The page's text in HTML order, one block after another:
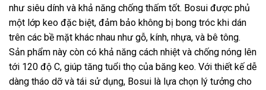
như siêu dính và khả năng chống thấm tốt. Bosui được phủ
một lớp keo đặc biệt, đảm bảo không bị bong tróc khi dán
trên các bề mặt khác nhau như gỗ, kính, nhựa, và bê tông.
Sản phẩm này còn có khả năng cách nhiệt và chống nóng lên
tới 120 độ C, giúp tăng tuổi thọ của băng keo. Với thiết kế dễ
dàng tháo dỡ và tái sử dụng, Bosui là lựa chọn lý tưởng cho